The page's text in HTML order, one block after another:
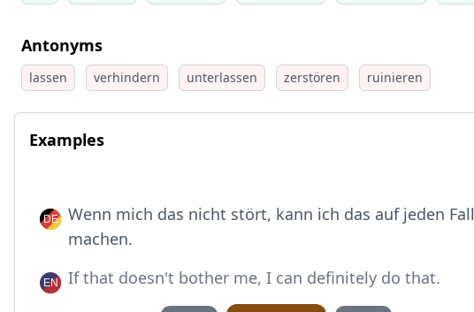
Antonyms
lassen verhindern unterlassen zerstören ruinieren
Examples
Wenn mich das nicht stört, kann ich das auf jeden Fall
machen.
If that doesn't bother me, I can definitely do that.